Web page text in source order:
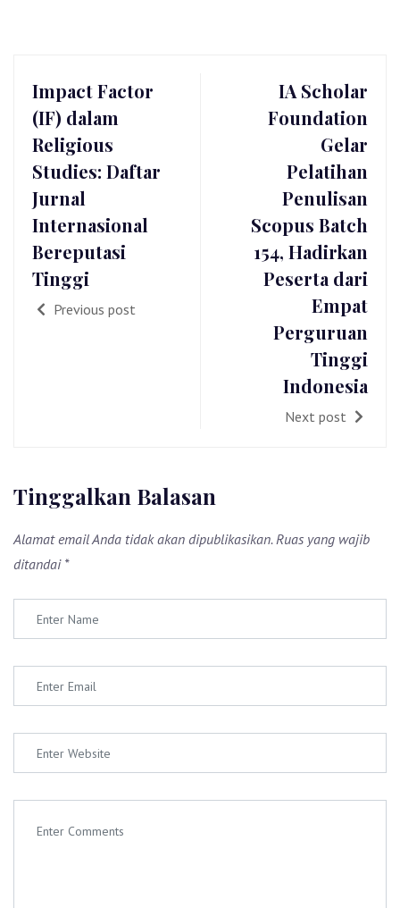
Impact Factor
(IF) dalam
Religious
Studies: Daftar
Jurnal
Internasional
Bereputasi
Tinggi
Previous post
IA Scholar
Foundation
Gelar
Pelatihan
Penulisan
Scopus Batch
154, Hadirkan
Peserta dari
Empat
Perguruan
Tinggi
Indonesia
Next post
Tinggalkan Balasan
Alamat email Anda tidak akan dipublikasikan. Ruas yang wajib
ditandai *